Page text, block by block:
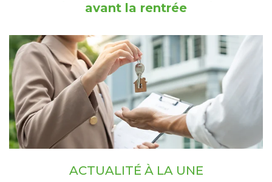
avant la rentrée
ACTUALITÉ À LA UNE